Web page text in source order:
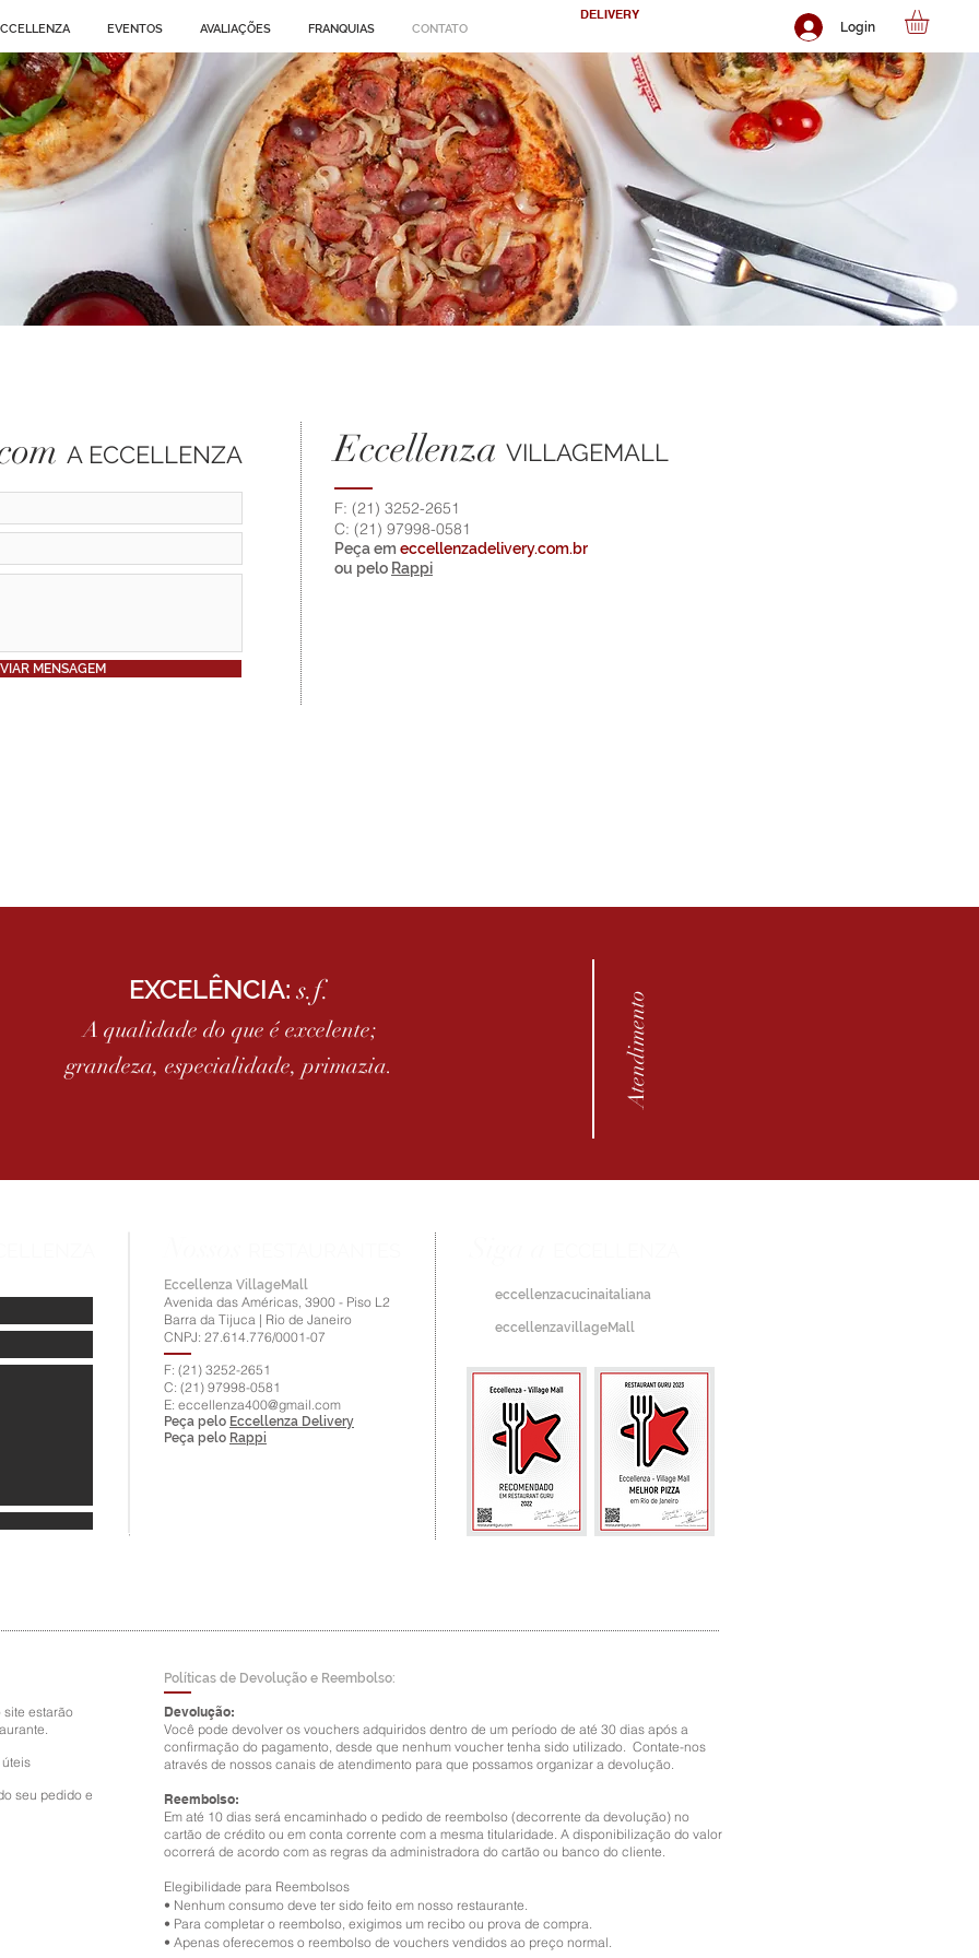
EVENTOS AVALIAÇÕES FRANQUIAS CONTATO Login
DELIVERY
A ECCELLENZA
MENSAGEM
Eccellenza VILLAGEMALL
F: (21) 3252-2651
C: (21) 97998-0581
Peça em eccellenzadelivery.com.br
ou pelo Rappi
EXCELÊNCIA: s.f.
A qualidade do que é excelente;
grandeza, especialidade, primazia.
Atendimento
Eccellenza VillageMall
Avenida das Américas, 3900 - Piso L2
Barra da Tijuca | Rio de Janeiro
CNPJ: 27.614.776/0001-07
F: (21) 3252-2651
C: (21) 97998-0581
E: eccellenza400@gmail.com
Peça pelo Eccellenza Delivery
Peça pelo Rappi
eccellenzacucinaitaliana
eccellenzavillageMall
site estarão
seu pedido e
Políticas de Devolução e Reembolso:
Devolução:
Você pode devolver os vouchers adquiridos dentro de um período de até 30 dias após a
confirmação do pagamento, desde que nenhum voucher tenha sido utilizado. Contate-nos
através de nossos canais de atendimento para que possamos organizar a devolução.
Reembolso:
Em até 10 dias será encaminhado o pedido de reembolso (decorrente da devolução) no
cartão de crédito ou em conta corrente com a mesma titularidade. A disponibilização do valor
ocorrerá de acordo com as regras da administradora do cartão ou banco do cliente.
Elegibilidade para Reembolsos
• Nenhum consumo deve ter sido feito em nosso restaurante.
• Para completar o reembolso, exigimos um recibo ou prova de compra.
• Apenas oferecemos o reembolso de vouchers vendidos ao preço normal.